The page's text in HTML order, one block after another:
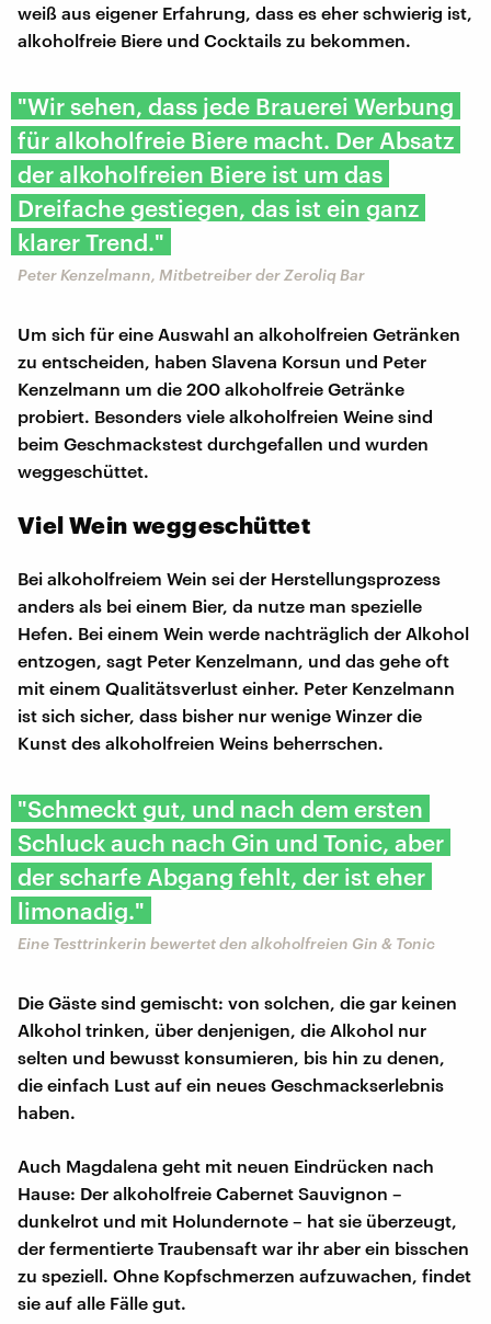
weiß aus eigener Erfahrung, dass es eher schwierig ist,
alkoholfreie Biere und Cocktails zu bekommen.
"Wir sehen, dass jede Brauerei Werbung
für alkoholfreie Biere macht. Der Absatz
der alkoholfreien Biere ist um das
Dreifache gestiegen, das ist ein ganz
klarer Trend."
Peter Kenzelmann, Mitbetreiber der Zeroliq Bar
Um sich für eine Auswahl an alkoholfreien Getränken
zu entscheiden, haben Slavena Korsun und Peter
Kenzelmann um die 200 alkoholfreie Getränke
probiert. Besonders viele alkoholfreien Weine sind
beim Geschmackstest durchgefallen und wurden
weggeschüttet.
Viel Wein weggeschüttet
Bei alkoholfreiem Wein sei der Herstellungsprozess
anders als bei einem Bier, da nutze man spezielle
Hefen. Bei einem Wein werde nachträglich der Alkohol
entzogen, sagt Peter Kenzelmann, und das gehe oft
mit einem Qualitätsverlust einher. Peter Kenzelmann
ist sich sicher, dass bisher nur wenige Winzer die
Kunst des alkoholfreien Weins beherrschen.
"Schmeckt gut, und nach dem ersten
Schluck auch nach Gin und Tonic, aber
der scharfe Abgang fehlt, der ist eher
limonadig."
Eine Testtrinkerin bewertet den alkoholfreien Gin & Tonic
Die Gäste sind gemischt: von solchen, die gar keinen
Alkohol trinken, über denjenigen, die Alkohol nur
selten und bewusst konsumieren, bis hin zu denen,
die einfach Lust auf ein neues Geschmackserlebnis
haben.
Auch Magdalena geht mit neuen Eindrücken nach
Hause: Der alkoholfreie Cabernet Sauvignon –
dunkelrot und mit Holundernote – hat sie überzeugt,
der fermentierte Traubensaft war ihr aber ein bisschen
zu speziell. Ohne Kopfschmerzen aufzuwachen, findet
sie auf alle Fälle gut.